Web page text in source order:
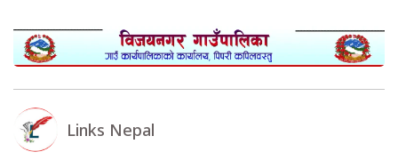
Links Nepal